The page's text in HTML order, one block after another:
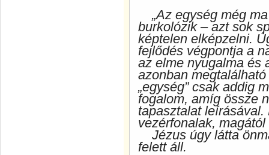
„Az egység még
burkolózik – azt sok
képtelen elképzelni.
fejlődés végpontja a
az el­me nyugalma és
azonban
„egység” csak addig
fogalom, amíg össze
tapasztalat
vezérfonalak,
Jézus úgy látta
felett áll.